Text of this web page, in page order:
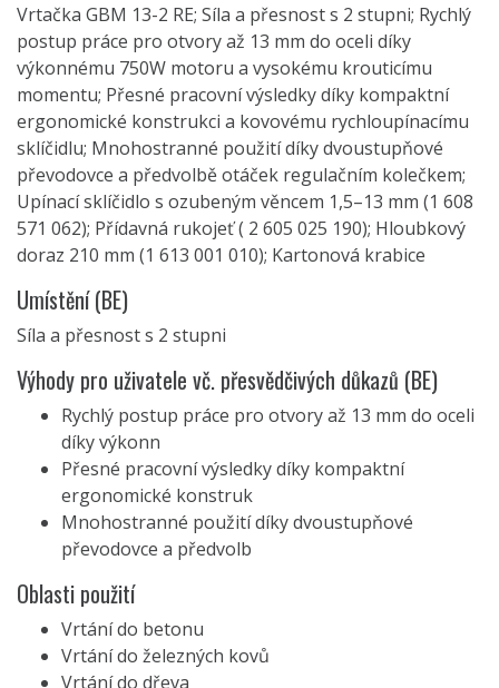
Vrtačka GBM 13-2 RE; Síla a přesnost s 2 stupni; Rychlý
postup práce pro otvory až 13 mm do oceli díky
výkonnému 750W motoru a vysokému krouticímu
momentu; Přesné pracovní výsledky díky kompaktní
ergonomické konstrukci a kovovému rychloupínacímu
sklíčidlu; Mnohostranné použití díky dvoustupňové
převodovce a předvolbě otáček regulačním kolečkem;
Upínací sklíčidlo s ozubeným věncem 1,5–13 mm (1 608
571 062); Přídavná rukojeť ( 2 605 025 190); Hloubkový
doraz 210 mm (1 613 001 010); Kartonová krabice
Umístění (BE)
Síla a přesnost s 2 stupni
Výhody pro uživatele vč. přesvědčivých důkazů (BE)
Rychlý postup práce pro otvory až 13 mm do oceli
díky výkonn
Přesné pracovní výsledky díky kompaktní
ergonomické konstruk
Mnohostranné použití díky dvoustupňové
převodovce a předvolb
Oblasti použití
Vrtání do betonu
Vrtání do železných kovů
Vrtání do dřeva